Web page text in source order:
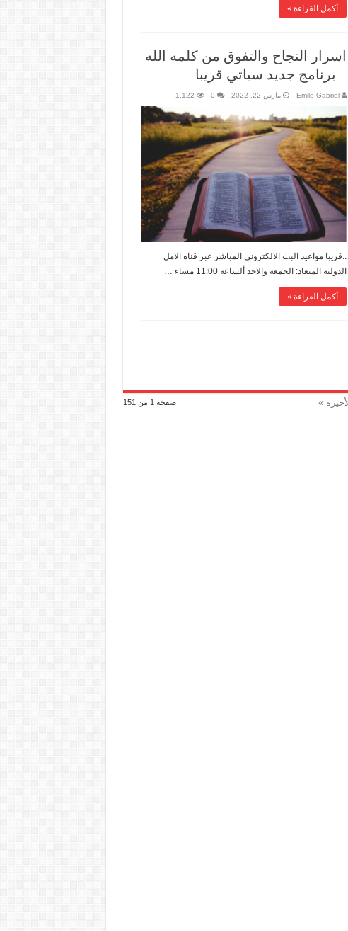
أكمل القراءة »
اسرار النجاح والتفوق من كلمه الله
– برنامج جديد سياتي قريبا
Emile Gabriel مارس 22, 2022 0
1,122
..قريبا مواعيد البث الالكتروني المباشر عبر قناه الامل
الدولية الميعاد: الجمعه والاحد ألساعة 11:00 مساء …
أكمل القراءة »
صفحة 1 من 151 الأخيرة »